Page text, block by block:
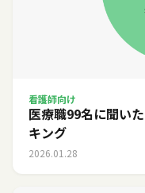
看護師向け
医療職99名に聞い
キング
2026.01.28